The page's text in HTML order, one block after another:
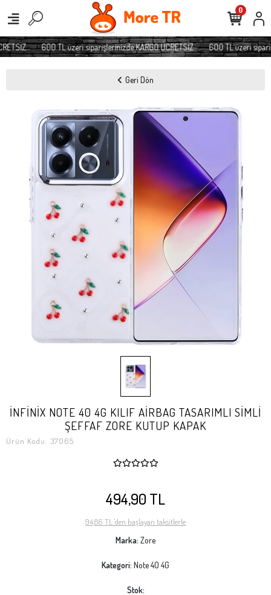
600 TL üzeri siparişlerinizde KARGO ÜCRETSİZ 600 TL üzeri
0
Geri Dön
İNFİNİX NOTE 40 4G KILIF AİRBAG TASARIMLI SİMLİ
ŞEFFAF ZORE KUTUP KAPAK
Ürün Kodu: 37065
494,90 TL
94,86 TL 'den başlayan taksitlerle
Marka: Zore
Kategori: Note 40 4G
Stok: